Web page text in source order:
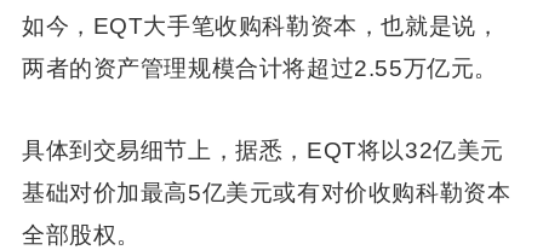
如今，EQT大手笔收购科勒资本，也就是说，
两者的资产管理规模合计将超过2.55万亿元。
具体到交易细节上，据悉，EQT将以32亿美元
基础对价加最高5亿美元或有对价收购科勒资本
全部股权。